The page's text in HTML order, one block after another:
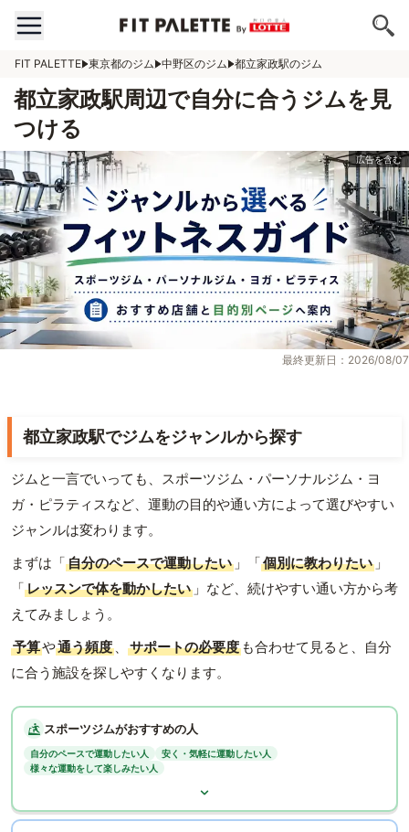
FIT PALETTE 東京都のジム 中野区のジム 都立家政駅のジム
都立家政駅周辺で自分に合うジムを見
つける
最終更新日：2026/08/07
都立家政駅でジムをジャンルから探す
ジムと一言でいっても、スポーツジム・パーソナルジム・ヨ
ガ・ピラティスなど、運動の目的や通い方によって選びやすい
ジャンルは変わります。
まずは「自分のペースで運動したい 」「個別に教わりたい 」
「レッスンで体を動かしたい 」など、続けやすい通い方から考
えてみましょう。
予算や通う頻度 、 サポートの必要度 も合わせて見ると、自分
に合う施設を探しやすくなります。
スポーツジムがおすすめの人
自分のペースで運動したい人
安く・気軽に運動したい人
様々な運動をして楽しみたい人